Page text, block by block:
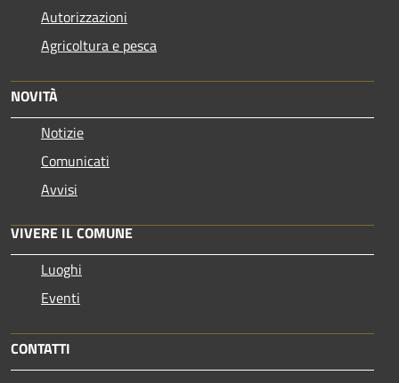
Autorizzazioni
Agricoltura e pesca
NOVITÀ
Notizie
Comunicati
Avvisi
VIVERE IL COMUNE
Luoghi
Eventi
CONTATTI